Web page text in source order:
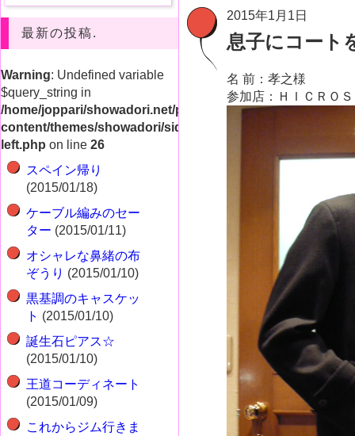
最新の投稿.
Warning: Undefined variable
$query_string in
/home/joppari/showadori.net/public_html/shop/wp-
content/themes/showadori/sidebar-
left.php on line 26
スペイン帰り
(2015/01/18)
ケーブル編みのセー
ター (2015/01/11)
オシャレな鼻緒の布
ぞうり (2015/01/10)
黒基調のキャスケッ
ト (2015/01/10)
誕生石ピアス☆
(2015/01/10)
王道コーディネート
(2015/01/09)
これからジム行きま
2015年1月1日
息子にコート
名 前：孝之様
参加店：ＨＩＣＲＯ